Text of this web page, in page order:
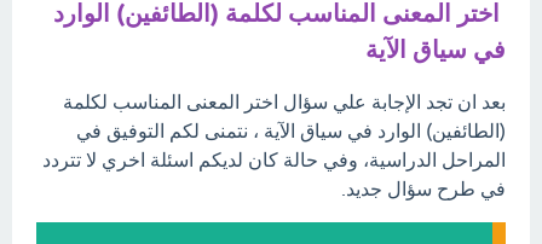
اختر المعنى المناسب لكلمة (الطائفين) الوارد
في سياق الآية
بعد ان تجد الإجابة علي سؤال اختر المعنى المناسب لكلمة
(الطائفين) الوارد في سياق الآية ، نتمنى لكم التوفيق في
المراحل الدراسية، وفي حالة كان لديكم اسئلة اخري لا تتردد
في طرح سؤال جديد.